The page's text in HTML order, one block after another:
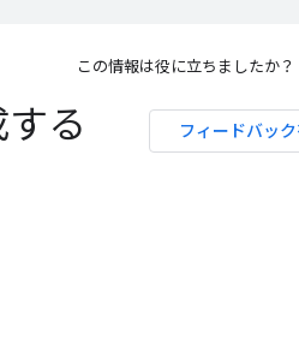
この情報は役に立ちましたか？
フィードバッ
る